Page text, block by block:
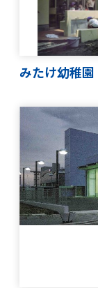
みたけ幼稚園